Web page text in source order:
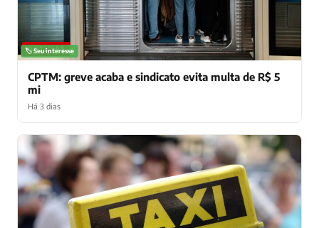
NOTÍCIAS
🏷️ Seu interesse
CPTM: greve acaba e sindicato evita multa de R$ 5
mi
Há 3 dias